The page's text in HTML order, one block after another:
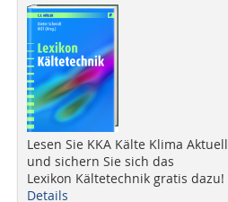
Lesen Sie KKA Kälte Klima Aktuell
und sichern Sie sich das
Lexikon Kältetechnik gratis dazu!
Details